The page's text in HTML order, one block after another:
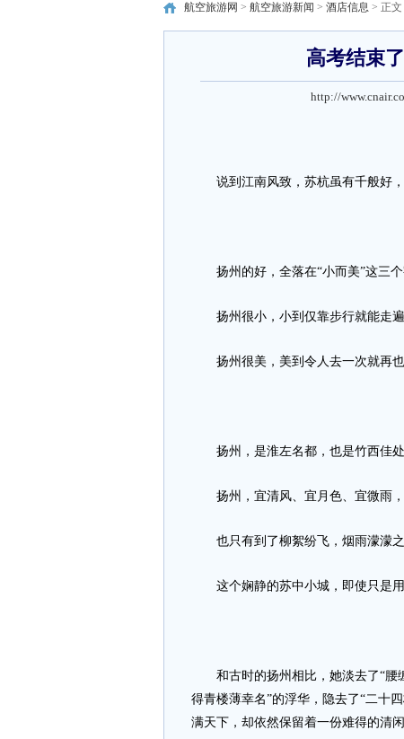
航空旅游网 > 航空旅游新闻 > 酒店信息 > 正文
高考结束
http://
说到江南风致，苏杭虽有千般好，
扬州的好，全落在“小而美”这三个
扬州很小，小到仅靠步行就能走遍
扬州很美，美到令人去一次就再也
扬州，是淮左名都，也是竹西佳处
扬州，宜清风、宜月色、宜微雨，
也只有到了柳絮纷飞，烟雨濛濛之
这个娴静的苏中小城，即使只是用
和古时的扬州相比，她淡去了“腰
得青楼薄幸名”的浮华，隐去了“二十
满天下，却依然保留着一份难得的清